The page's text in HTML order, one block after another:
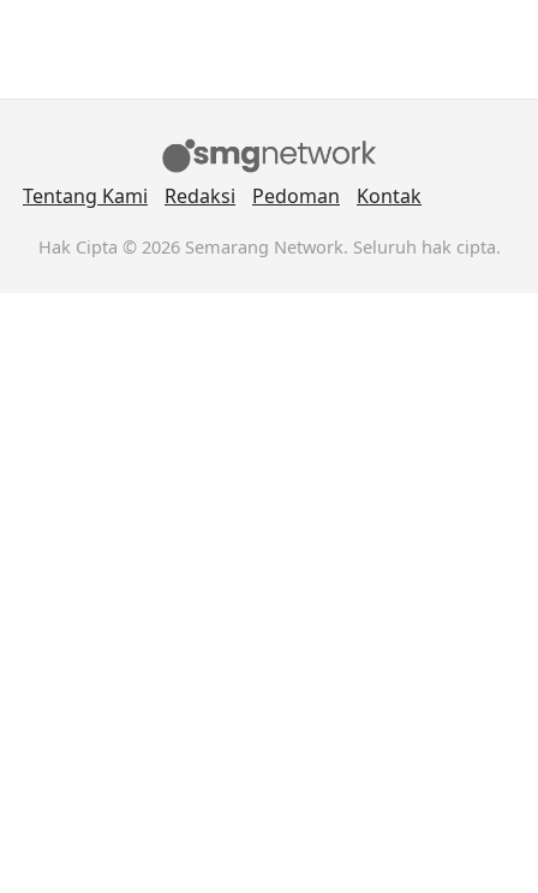
Tentang Kami Redaksi Pedoman Kontak
Hak Cipta © 2026 Semarang Network. Seluruh hak cipta.